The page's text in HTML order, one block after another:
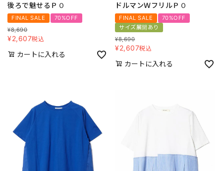
後ろで魅せるＰＯ
FINAL SALE
70%OFF
¥8,690
¥2,607税込
カートに入れる
ドルマンＷフリルＰＯ
FINAL SALE
70%OFF
サイズ展開あり
¥8,690
¥2,607税込
カートに入れる